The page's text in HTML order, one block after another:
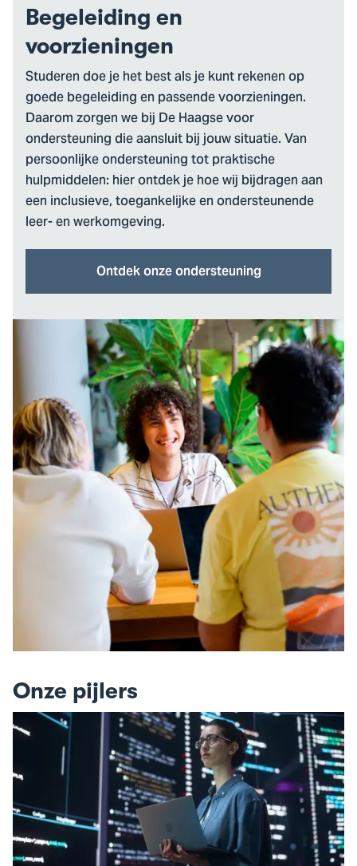
Begeleiding en
voorzieningen
Studeren doe je het best als je kunt rekenen op
goede begeleiding en passende voorzieningen.
Daarom zorgen we bij De Haagse voor
ondersteuning die aansluit bij jouw situatie. Van
persoonlijke ondersteuning tot praktische
hulpmiddelen: hier ontdek je hoe wij bijdragen aan
een inclusieve, toegankelijke en ondersteunende
leer- en werkomgeving.
Ontdek onze ondersteuning
Onze pijlers